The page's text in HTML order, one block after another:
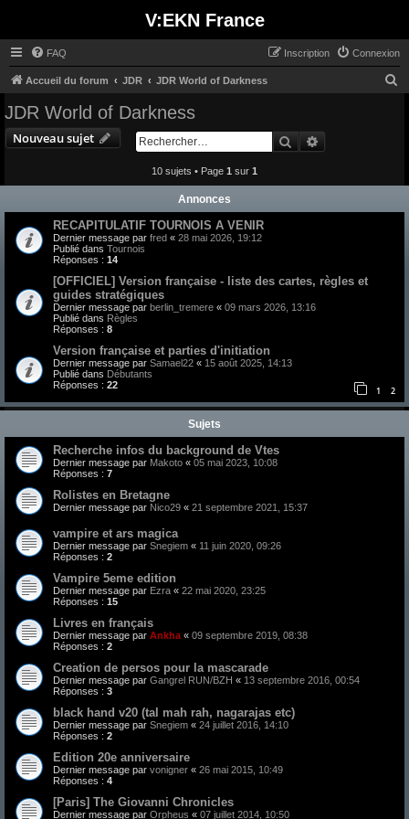
V:EKN France
FAQ Connexion
Inscription
Accueil du forum JDR JDR World of Darkness
r
c
JDR World of Darkness
Nouveau sujet Rechercher
10 sujets • Page 1 sur 1
Annonces
RECAPITULATIF TOURNOIS A VENIR
Dernier message par fred « 28 mai 2026, 19:12
Publié dans Tournois
Réponses : 14
[OFFICIEL] Version française - liste des cartes, règles et
guides stratégiques
Dernier message par berlin_tremere « 09 mars 2026, 13:16
Publié dans Règles
Réponses : 8
Version française et parties d'initiation
Dernier message par Samael22 « 15 août 2025, 14:13
Publié dans Débutants
Réponses : 22 1 2
Sujets
Recherche infos du background de Vtes
Dernier message par Makoto « 05 mai 2023, 10:08
Réponses : 7
Rolistes en Bretagne
Dernier message par Nico29 « 21 septembre 2021, 15:37
vampire et ars magica
Dernier message par Snegiem « 11 juin 2020, 09:26
Réponses : 2
Vampire 5eme edition
Dernier message par Ezra « 22 mai 2020, 23:25
Réponses : 15
Livres en français
Dernier message par Ankha « 09 septembre 2019, 08:38
Réponses : 2
Creation de persos pour la mascarade
Dernier message par Gangrel RUN/BZH « 13 septembre 2016, 00:54
Réponses : 3
black hand v20 (tal mah rah, nagarajas etc)
Dernier message par Snegiem « 24 juillet 2016, 14:10
Réponses : 2
Edition 20e anniversaire
Dernier message par vonigner « 26 mai 2015, 10:49
Réponses : 4
[Paris] The Giovanni Chronicles
Dernier message par Orpheus « 07 juillet 2014, 10:50